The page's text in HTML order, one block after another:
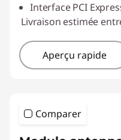
Interface PCI
Livraison estimée
Aperçu rapide
Comparer